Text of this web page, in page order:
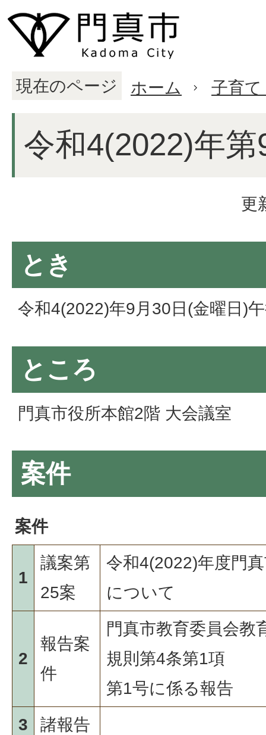
現在のページ ホーム 子育て
令和4(2022)年
更
とき
令和4(2022)年9月30日(金曜日)
ところ
門真市役所本館2階 大会議室
案件
案件
1
議案第
25案
令和4(2022)年度門
について
2
報告案
件
門真市教育委員会教
規則第4条第1項
第1号に係る報告
3
諸報告